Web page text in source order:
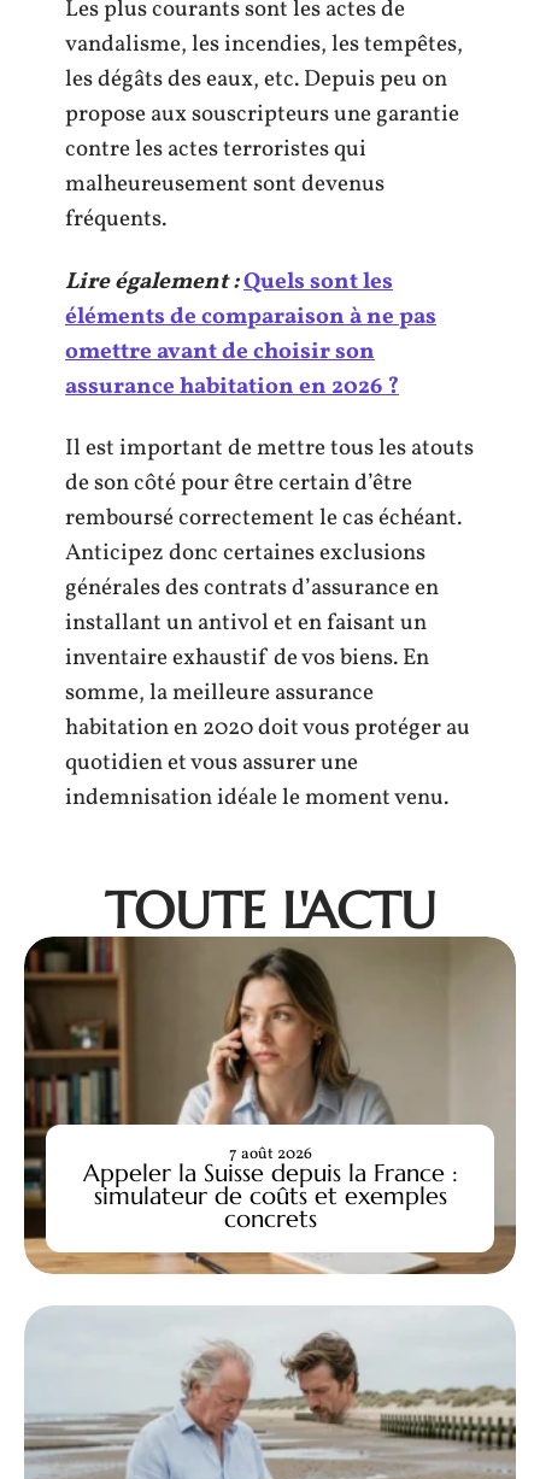
Les plus courants sont les actes de
vandalisme, les incendies, les tempêtes,
les dégâts des eaux, etc. Depuis peu on
propose aux souscripteurs une garantie
contre les actes terroristes qui
malheureusement sont devenus
fréquents.
Lire également :Quels sont les
éléments de comparaison à ne pas
omettre avant de choisir son
assurance habitation en 2026 ?
Il est important de mettre tous les atouts
de son côté pour être certain d’être
remboursé correctement le cas échéant.
Anticipez donc certaines exclusions
générales des contrats d’assurance en
installant un antivol et en faisant un
inventaire exhaustif de vos biens. En
somme, la meilleure assurance
habitation en 2020 doit vous protéger au
quotidien et vous assurer une
indemnisation idéale le moment venu.
TOUTE L'ACTU
Appeler la Suisse depuis la France :
simulateur de coûts et exemples
concrets
7 août 2026